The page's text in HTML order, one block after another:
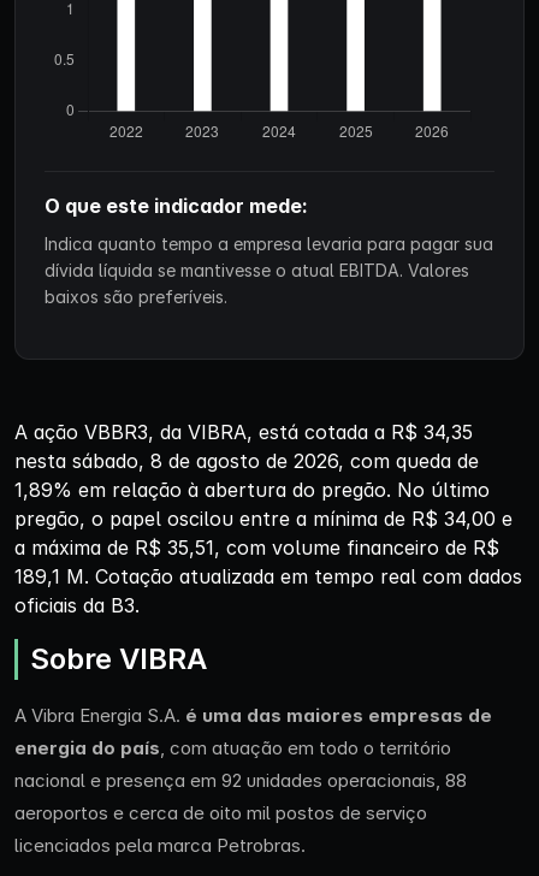
O que este indicador mede:
Indica quanto tempo a empresa levaria para pagar sua
dívida líquida se mantivesse o atual EBITDA. Valores
baixos são preferíveis.
A ação VBBR3, da VIBRA, está cotada a R$ 34,35
nesta sábado, 8 de agosto de 2026, com queda de
1,89% em relação à abertura do pregão. No último
pregão, o papel oscilou entre a mínima de R$ 34,00 e
a máxima de R$ 35,51, com volume financeiro de R$
189,1 M. Cotação atualizada em tempo real com dados
oficiais da B3.
Sobre VIBRA
A Vibra Energia S.A. é uma das maiores empresas de
energia do país, com atuação em todo o território
nacional e presença em 92 unidades operacionais, 88
aeroportos e cerca de oito mil postos de serviço
licenciados pela marca Petrobras.